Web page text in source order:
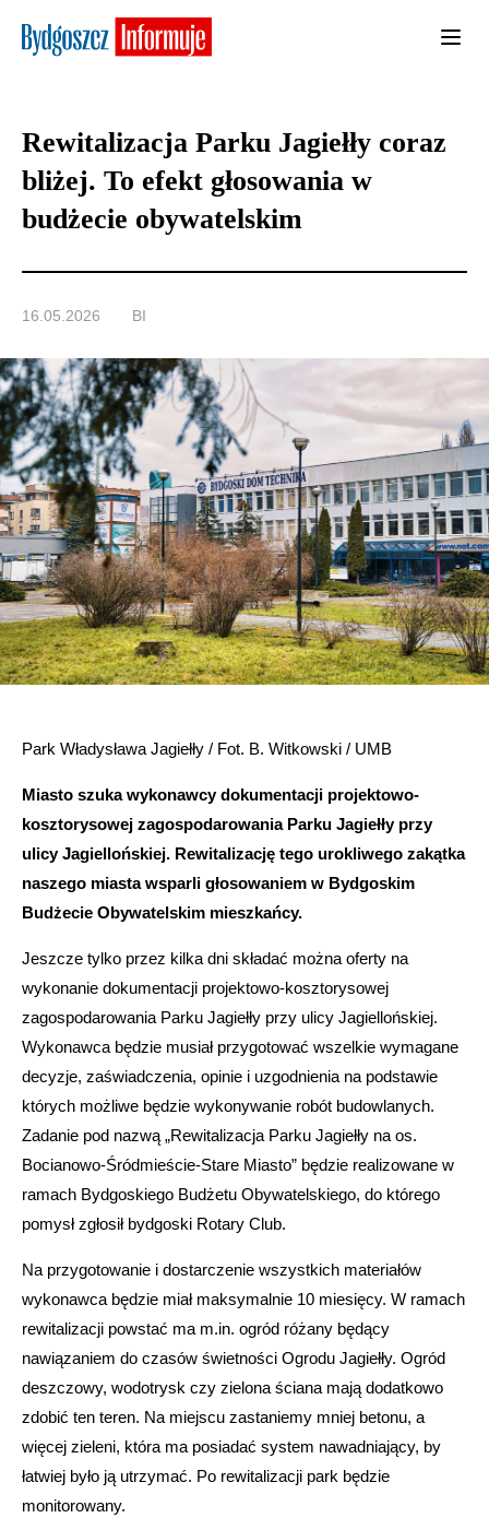
Rewitalizacja Parku Jagiełły coraz
bliżej. To efekt głosowania w
budżecie obywatelskim
16.05.2026 BI
Park Władysława Jagiełły / Fot. B. Witkowski / UMB
Miasto szuka wykonawcy dokumentacji projektowo-
kosztorysowej zagospodarowania Parku Jagiełły przy
ulicy Jagiellońskiej. Rewitalizację tego urokliwego zakątka
naszego miasta wsparli głosowaniem w Bydgoskim
Budżecie Obywatelskim mieszkańcy.
Jeszcze tylko przez kilka dni składać można oferty na
wykonanie dokumentacji projektowo-kosztorysowej
zagospodarowania Parku Jagiełły przy ulicy Jagiellońskiej.
Wykonawca będzie musiał przygotować wszelkie wymagane
decyzje, zaświadczenia, opinie i uzgodnienia na podstawie
których możliwe będzie wykonywanie robót budowlanych.
Zadanie pod nazwą „Rewitalizacja Parku Jagiełły na os.
Bocianowo-Śródmieście-Stare Miasto” będzie realizowane w
ramach Bydgoskiego Budżetu Obywatelskiego, do którego
pomysł zgłosił bydgoski Rotary Club.
Na przygotowanie i dostarczenie wszystkich materiałów
wykonawca będzie miał maksymalnie 10 miesięcy. W ramach
rewitalizacji powstać ma m.in. ogród różany będący
nawiązaniem do czasów świetności Ogrodu Jagiełły. Ogród
deszczowy, wodotrysk czy zielona ściana mają dodatkowo
zdobić ten teren. Na miejscu zastaniemy mniej betonu, a
więcej zieleni, która ma posiadać system nawadniający, by
łatwiej było ją utrzymać. Po rewitalizacji park będzie
monitorowany.